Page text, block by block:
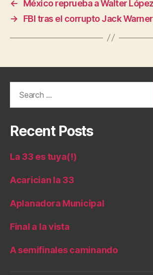
←
México reprueba a Walter López
→
FBI tras el corrupto Jack Warner
Recent Posts
La 33 es tuya(!)
Acarician la 33
Aplanadora Municipal
Final a la vista
A semifinales caminando